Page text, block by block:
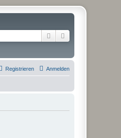
Suche
Anmelden
Registrieren